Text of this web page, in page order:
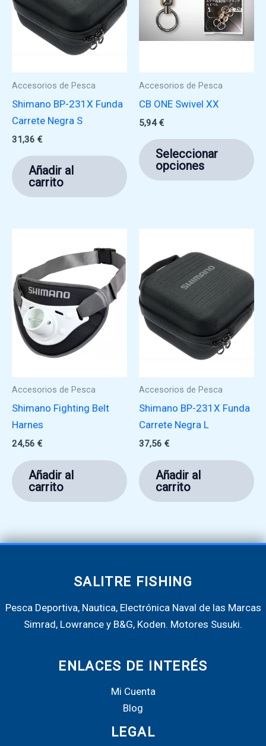
Accesorios de Pesca
Shimano BP-231X Funda
Carrete Negra S
31,36 €
Añadir al
carrito
Accesorios de Pesca
CB ONE Swivel XX
5,94€
Seleccionar
opciones
en
Accesorios de Pesca
Shimano Fighting Belt
Harnes
24,56 €
Añadir al
carrito
Accesorios de Pesca
Shimano BP-231X Funda
Carrete Negra L
37,56 €
Añadir al
carrito
SALITRE FISHING
Pesca Deportiva, Nautica, Electrónica Naval de las Marcas
Simrad, Lowrance y B&G, Koden. Motores Susuki.
ENLACES DE INTERÉS
Mi Cuenta
Blog
LEGAL